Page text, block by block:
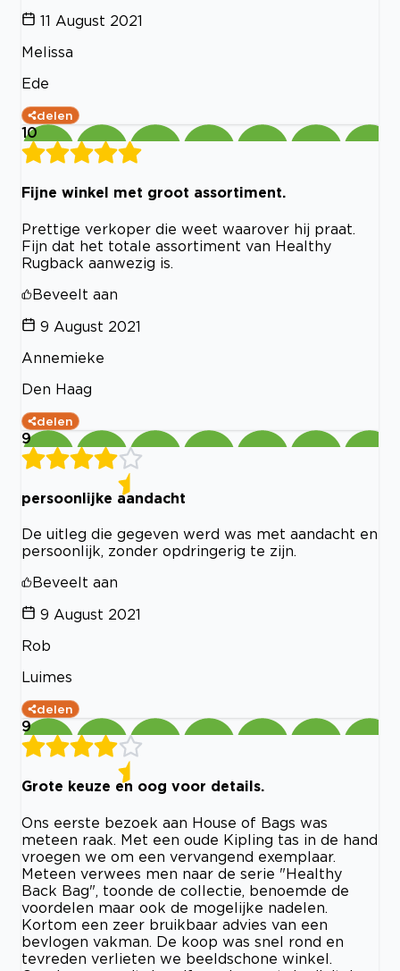
11 August 2021
Melissa
Ede
delen
10
Fijne winkel met groot assortiment.
Prettige verkoper die weet waarover hij praat.
Fijn dat het totale assortiment van Healthy
Rugback aanwezig is.
Beveelt aan
9 August 2021
Annemieke
Den Haag
delen
9
persoonlijke aandacht
De uitleg die gegeven werd was met aandacht en
persoonlijk, zonder opdringerig te zijn.
Beveelt aan
9 August 2021
Rob
Luimes
delen
9
Grote keuze en oog voor details.
Ons eerste bezoek aan House of Bags was
meteen raak. Met een oude Kipling tas in de hand
vroegen we om een vervangend exemplaar.
Meteen verwees men naar de serie "Healthy
Back Bag", toonde de collectie, benoemde de
voordelen maar ook de mogelijke nadelen.
Kortom een zeer bruikbaar advies van een
bevlogen vakman. De koop was snel rond en
tevreden verlieten we beeldschone winkel.